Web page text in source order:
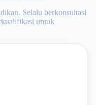
Selalu berkonsultasi
untuk